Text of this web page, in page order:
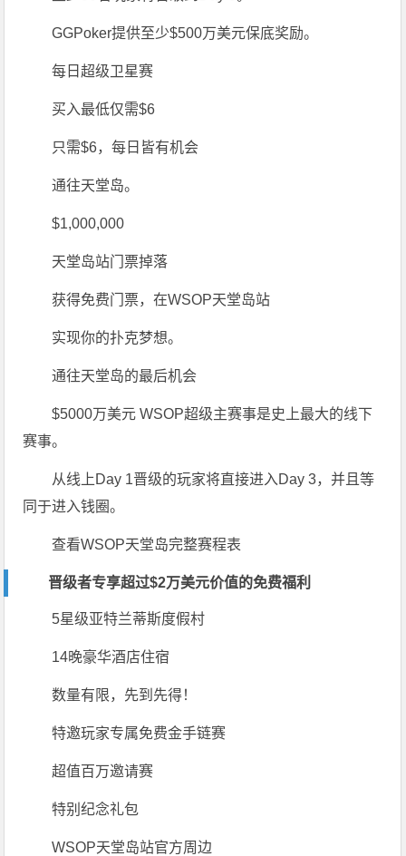
GGPoker提供至少$500万美元保底奖励。
每日超级卫星赛
买入最低仅需$6
只需$6，每日皆有机会
通往天堂岛。
$1,000,000
天堂岛站门票掉落
获得免费门票，在WSOP天堂岛站
实现你的扑克梦想。
通往天堂岛的最后机会
$5000万美元 WSOP超级主赛事是史上最大的线下
赛事。
从线上Day 1晋级的玩家将直接进入Day 3，并且等
同于进入钱圈。
查看WSOP天堂岛完整赛程表
晋级者专享超过$2万美元价值的免费福利
5星级亚特兰蒂斯度假村
14晚豪华酒店住宿
数量有限，先到先得！
特邀玩家专属免费金手链赛
超值百万邀请赛
特别纪念礼包
WSOP天堂岛站官方周边